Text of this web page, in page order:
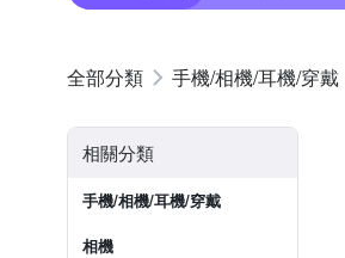
手機/相機/耳機/穿戴
相關分類
手機/相機/耳機/穿戴
相機